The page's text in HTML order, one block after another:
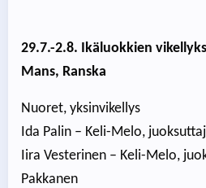
29.7.-2.8. Ikäluokkien
Mans, Ranska
Nuoret, yksinvikellys
Ida Palin – Keli-Melo,
Iira Vesterinen – Keli-Melo,
Pakkanen